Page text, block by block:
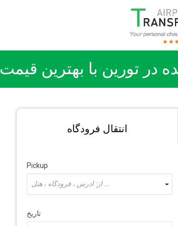
در تورین با بهترین قیمت
انتقال فرودگاه
Pickup
از: آدرس ، فرودگاه ، هتل ...
تاریخ